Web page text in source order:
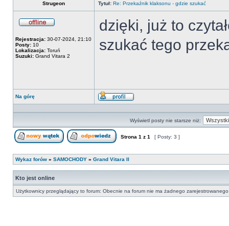
Strugeon
Tytuł: Re: Przekaźnik klaksonu - gdzie szukać
Rejestracja: 30-07-2024, 21:10
Posty: 10
Lokalizacja: Toruń
Suzuki: Grand Vitara 2
dzięki, już to
szukać tego
Na górę
Wyświetl
Wyświetl posty nie starsze niż:
Strona 1 z 1 [ Posty: 3 ]
Wykaz forów » SAMOCHODY » Grand Vitara II
Kto jest online
Użytkownicy przeglądający to forum: Obecnie na forum nie ma żadnego